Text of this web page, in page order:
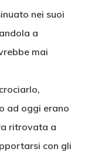
nei suoi
a
mai
ad oggi erano
ritrovata a
con gli